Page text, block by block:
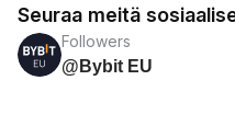
Seuraa meitä
Followers
@Bybit EU